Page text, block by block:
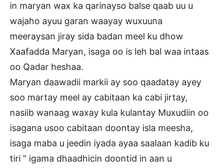
in maryan wax ka qarinayso balse qaab uu u
wajaho ayuu garan waayay wuxuuna
meeraysan jiray sida badan meel ku dhow
Xaafadda Maryan, isaga oo is leh bal waa intaas
oo Qadar heshaa.
Maryan daawadii markii ay soo qaadatay ayey
soo martay meel ay cabitaan ka cabi jirtay,
nasiib wanaag waxay kula kulantay Muxudiin oo
isagana usoo cabitaan doontay isla meesha,
isaga maba u jeedin iyada ayaa saalaan kadib ku
tiri ” igama dhaadhicin doontid in aan u